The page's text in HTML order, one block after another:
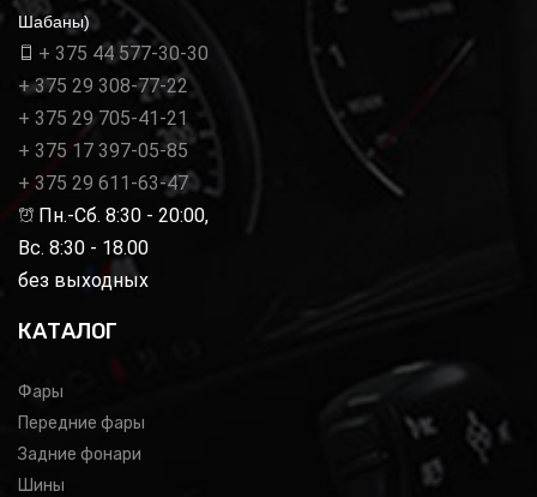
Шабаны)
+ 375 44 577-30-30
+ 375 29 308-77-22
+ 375 29 705-41-21
+ 375 17 397-05-85
+ 375 29 611-63-47
Пн.-Сб. 8:30 - 20:00,
Вс. 8:30 - 18.00
без выходных
КАТАЛОГ
Фары
Передние фары
Задние фонари
Шины